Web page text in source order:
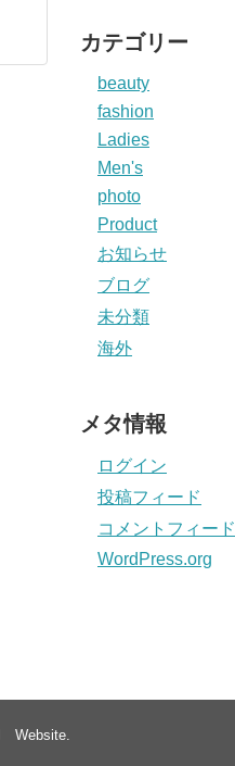
カテゴリー
beauty
fashion
Ladies
Men's
photo
Product
お知らせ
ブログ
未分類
海外
メタ情報
ログイン
投稿フィード
コメントフィード
WordPress.org
Website.